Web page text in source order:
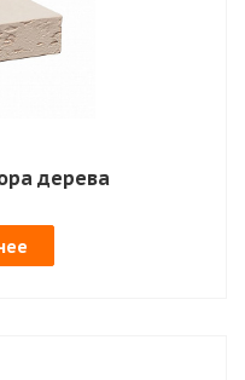
дерева